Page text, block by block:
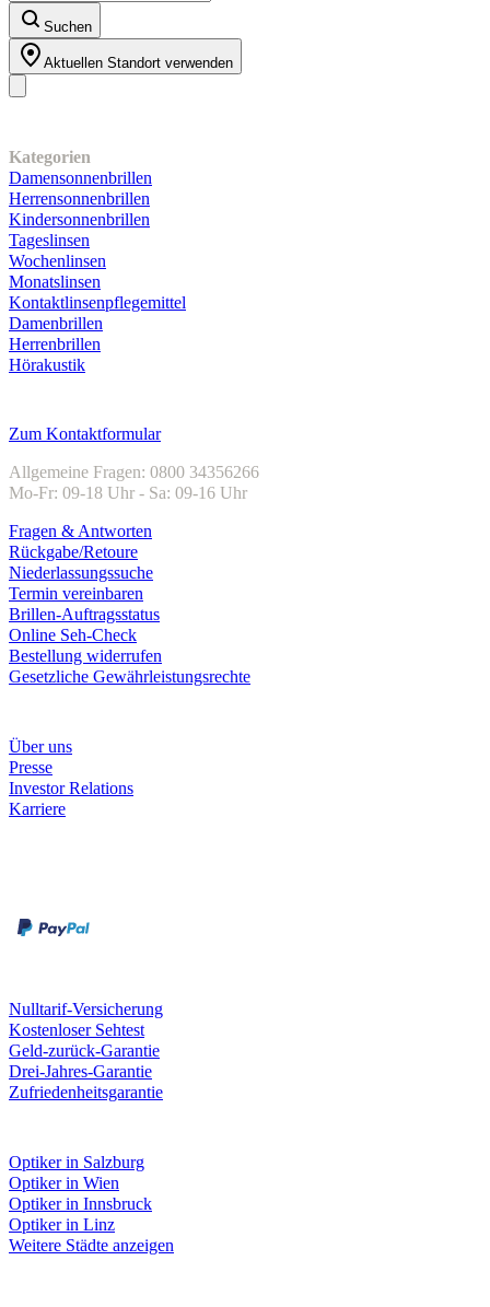
Suchen
Aktuellen Standort verwenden
Kategorien
Damensonnenbrillen
Herrensonnenbrillen
Kindersonnenbrillen
Tageslinsen
Wochenlinsen
Monatslinsen
Kontaktlinsenpflegemittel
Damenbrillen
Herrenbrillen
Hörakustik
Zum Kontaktformular
Allgemeine Fragen: 0800 34356266
Mo-Fr: 09-18 Uhr - Sa: 09-16 Uhr
Fragen & Antworten
Rückgabe/Retoure
Niederlassungssuche
Termin vereinbaren
Brillen-Auftragsstatus
Online Seh-Check
Bestellung widerrufen
Gesetzliche Gewährleistungsrechte
Über uns
Presse
Investor Relations
Karriere
Nulltarif-Versicherung
Kostenloser Sehtest
Geld-zurück-Garantie
Drei-Jahres-Garantie
Zufriedenheitsgarantie
Optiker in Salzburg
Optiker in Wien
Optiker in Innsbruck
Optiker in Linz
Weitere Städte anzeigen